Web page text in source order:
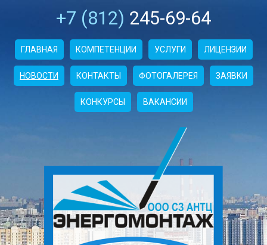
+7 (812) 245-69-64
ГЛАВНАЯ КОМПЕТЕНЦИИ УСЛУГИ ЛИЦЕНЗИИ
НОВОСТИ КОНТАКТЫ ФОТОГАЛЕРЕЯ ЗАЯВКИ
КОНКУРСЫ ВАКАНСИИ